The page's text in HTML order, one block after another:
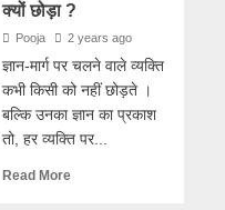
क्यों छोड़ा ?
Pooja 2 years ago
ज्ञान-मार्ग पर चलने वाले व्यक्ति
कभी किसी को नहीं छोड़ते ।
बल्कि उनका ज्ञान का प्रकाश
तो, हर व्यक्ति पर...
Read More